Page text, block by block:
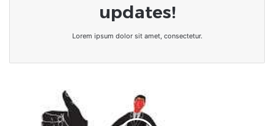
updates!
Lorem ipsum dolor sit amet, consectetur.